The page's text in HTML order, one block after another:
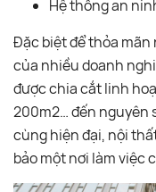
Hệ thống an
Đặc biệt để thỏa
của nhiều doanh
được chia cắt linh
200m2… đến nguyên
cùng hiện đại, nội
bảo một nơi làm việc